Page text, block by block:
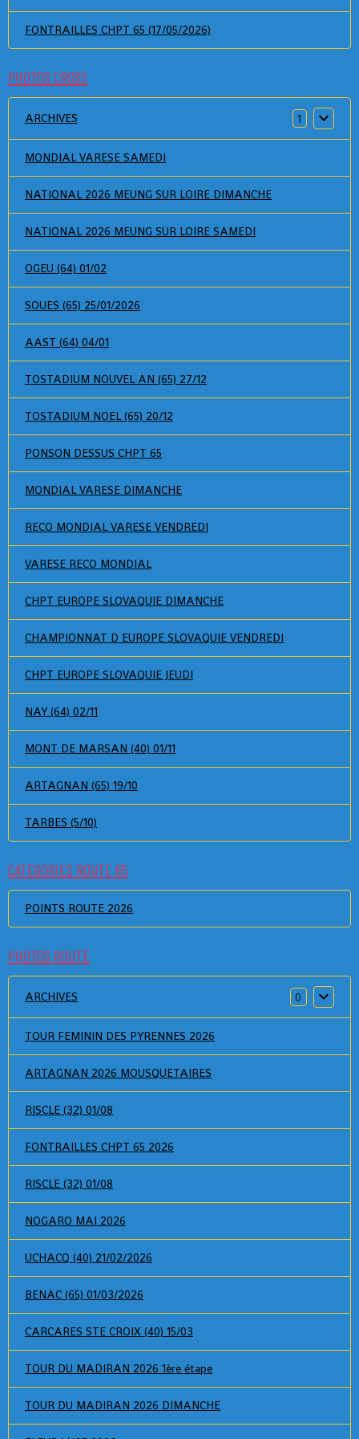
FONTRAILLES CHPT 65 (17/05/2026)
PHOTOS CROSS
ARCHIVES 1
MONDIAL VARESE SAMEDI
NATIONAL 2026 MEUNG SUR LOIRE DIMANCHE
NATIONAL 2026 MEUNG SUR LOIRE SAMEDI
OGEU (64) 01/02
SOUES (65) 25/01/2026
AAST (64) 04/01
TOSTADIUM NOUVEL AN (65) 27/12
TOSTADIUM NOEL (65) 20/12
PONSON DESSUS CHPT 65
MONDIAL VARESE DIMANCHE
RECO MONDIAL VARESE VENDREDI
VARESE RECO MONDIAL
CHPT EUROPE SLOVAQUIE DIMANCHE
CHAMPIONNAT D EUROPE SLOVAQUIE VENDREDI
CHPT EUROPE SLOVAQUIE JEUDI
NAY (64) 02/11
MONT DE MARSAN (40) 01/11
ARTAGNAN (65) 19/10
TARBES (5/10)
CATEGORIES ROUTE 65
POINTS ROUTE 2026
PHOTOS ROUTE
ARCHIVES 0
TOUR FEMININ DES PYRENNES 2026
ARTAGNAN 2026 MOUSQUETAIRES
RISCLE (32) 01/08
FONTRAILLES CHPT 65 2026
RISCLE (32) 01/08
NOGARO MAI 2026
UCHACQ (40) 21/02/2026
BENAC (65) 01/03/2026
CARCARES STE CROIX (40) 15/03
TOUR DU MADIRAN 2026 1ère étape
TOUR DU MADIRAN 2026 DIMANCHE